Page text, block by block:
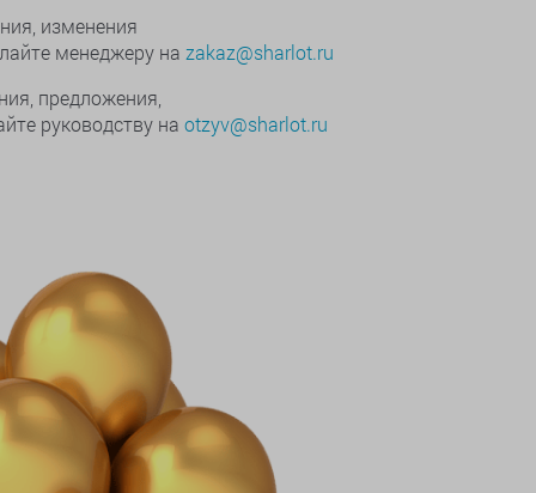
изменения
менеджеру на zakaz@sharlot.ru
предложения,
руководству на otzyv@sharlot.ru